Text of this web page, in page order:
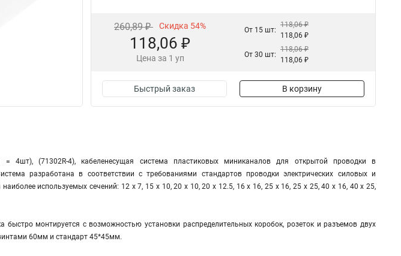
260,89 ₽ Скидка 54%
118,06 ₽
Цена за 1 уп
От 15 шт:
118,06 ₽
118,06 ₽
От 30 шт:
118,06 ₽
118,06 ₽
Быстрый заказ В корзину
4шт), (71302R-4), кабеленесущая система пластиковых миниканалов для открытой проводки в
разработана в соответствии с требованиями стандартов проводки электрических силовых и
используемых сечений: 12 х 7, 15 х 10, 20 х 10, 20 х 12.5, 16 х 16, 25 х 16, 25 х 25, 40 х 16, 40 х 25,
монтируется с возможностью установки распределительных коробок, розеток и разъемов двух
60мм и стандарт 45*45мм.